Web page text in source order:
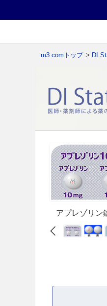
m3.comトップ > DI
アプレゾリン